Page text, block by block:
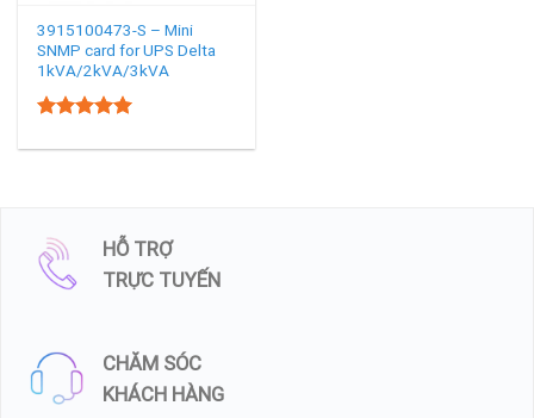
3915100473-S – Mini
SNMP card for UPS Delta
1kVA/2kVA/3kVA
out of 5
HỖ TRỢ
TRỰC TUYẾN
CHĂM SÓC
KHÁCH HÀNG